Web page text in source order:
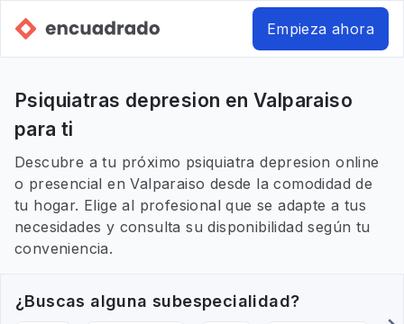
Empieza ahora
Psiquiatras depresion en Valparaiso
para ti
Descubre a tu próximo psiquiatra depresion online
o presencial en Valparaiso desde la comodidad de
tu hogar. Elige al profesional que se adapte a tus
necesidades y consulta su disponibilidad según tu
conveniencia.
¿Buscas alguna subespecialidad?